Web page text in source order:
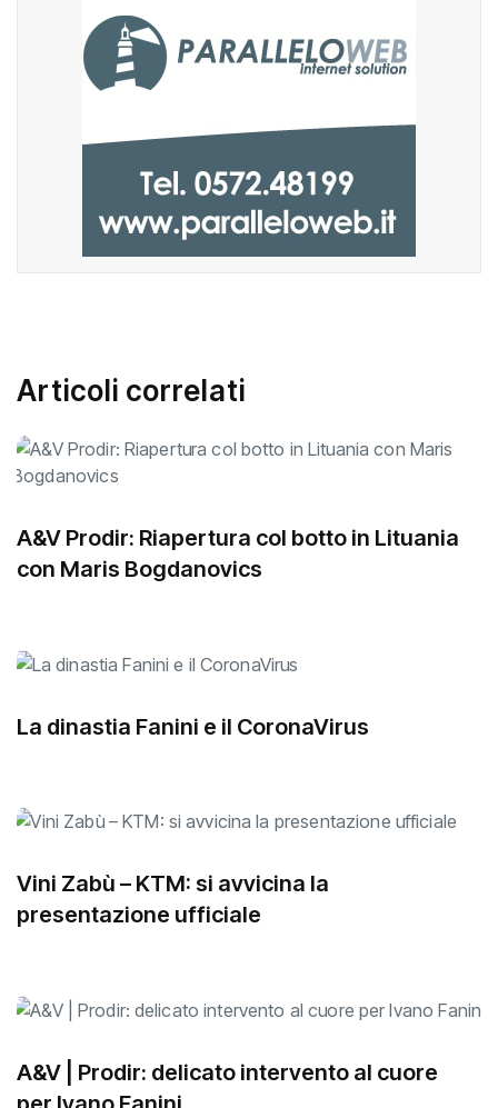
Articoli correlati
A&V Prodir: Riapertura col botto in Lituania
con Maris Bogdanovics
La dinastia Fanini e il CoronaVirus
Vini Zabù – KTM: si avvicina la
presentazione ufficiale
A&V | Prodir: delicato intervento al cuore